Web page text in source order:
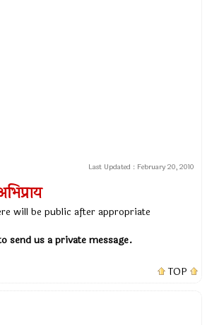
Last Updated : February 20, 2010
will be public after appropriate
send us a private message.
TOP